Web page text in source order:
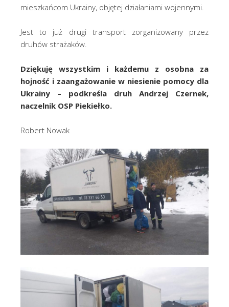
mieszkańcom Ukrainy, objętej działaniami wojennymi.
Jest to już drugi transport zorganizowany przez
druhów strażaków.
Dziękuję wszystkim i każdemu z osobna za
hojność i zaangażowanie w niesienie pomocy dla
Ukrainy – podkreśla druh Andrzej Czernek,
naczelnik OSP Piekiełko.
Robert Nowak